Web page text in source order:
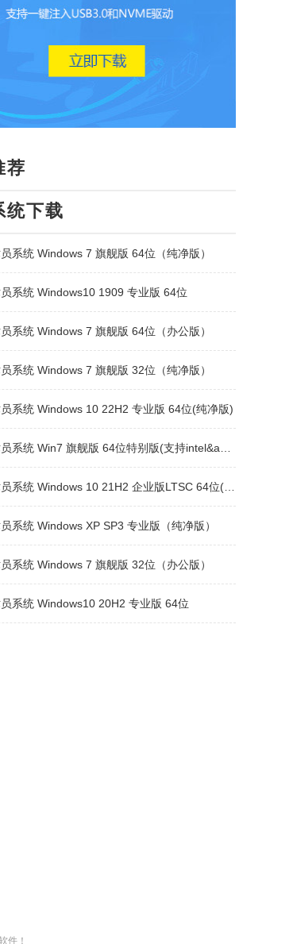
荐
统下载
系统 Windows 7 旗舰版 64位（纯净版）
系统 Windows10 1909 专业版 64位
系统 Windows 7 旗舰版 64位（办公版）
系统 Windows 7 旗舰版 32位（纯净版）
系统 Windows 10 22H2 专业版 64位(纯净版)
系统 Win7 旗舰版 64位特别版(支持intel&amd最新硬件)
系统 Windows 10 21H2 企业版LTSC 64位(纯净版)
系统 Windows XP SP3 专业版（纯净版）
系统 Windows 7 旗舰版 32位（办公版）
系统 Windows10 20H2 专业版 64位
件！